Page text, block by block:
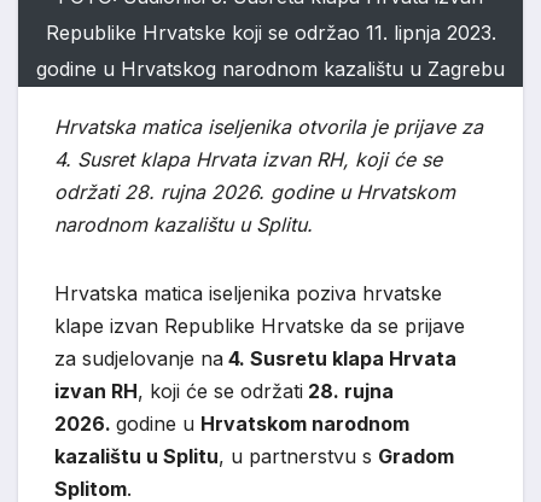
Republike Hrvatske koji se održao 11. lipnja 2023.
godine u Hrvatskog narodnom kazalištu u Zagrebu
Hrvatska matica iseljenika otvorila je prijave za
4. Susret klapa Hrvata izvan RH, koji će se
održati 28. rujna 2026. godine u Hrvatskom
narodnom kazalištu u Splitu.
Hrvatska matica iseljenika poziva hrvatske
klape izvan Republike Hrvatske da se prijave
za sudjelovanje na 4. Susretu klapa Hrvata
izvan RH, koji će se održati 28. rujna
2026. godine u Hrvatskom narodnom
kazalištu u Splitu, u partnerstvu s Gradom
Splitom.